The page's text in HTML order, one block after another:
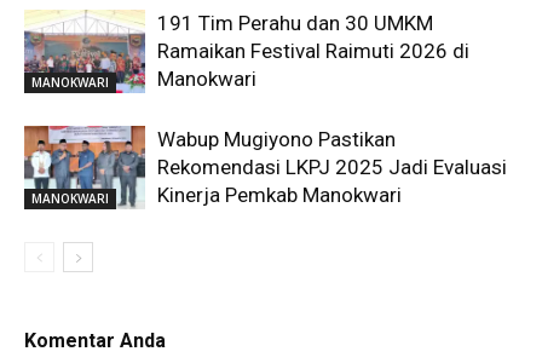
MANOKWARI
191 Tim Perahu dan 30 UMKM
Ramaikan Festival Raimuti 2026 di
Manokwari
MANOKWARI
Wabup Mugiyono Pastikan
Rekomendasi LKPJ 2025 Jadi Evaluasi
Kinerja Pemkab Manokwari
Komentar Anda